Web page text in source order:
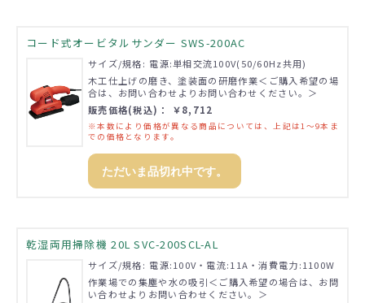
コード式オービタルサンダー SWS-200AC
サイズ/規格: 電源:単相交流100V(50/60Hz共用)
木工仕上げの磨き、塗装面の研磨作業＜ご購入希望の場
合は、お問い合わせよりお問い合わせください。＞
販売価格(税込)： ￥8,712
※本数により価格が異なる商品については、上記は1～9本ま
での価格となります。
ただいま品切れ中です。
乾湿両用掃除機 20L SVC-200SCL-AL
サイズ/規格: 電源:100V・電流:11A・消費電力:1100W
作業場での集塵や水の吸引＜ご購入希望の場合は、お問
い合わせよりお問い合わせください。＞